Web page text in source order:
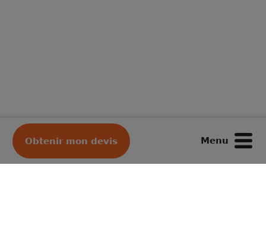
Obtenir mon devis Menu